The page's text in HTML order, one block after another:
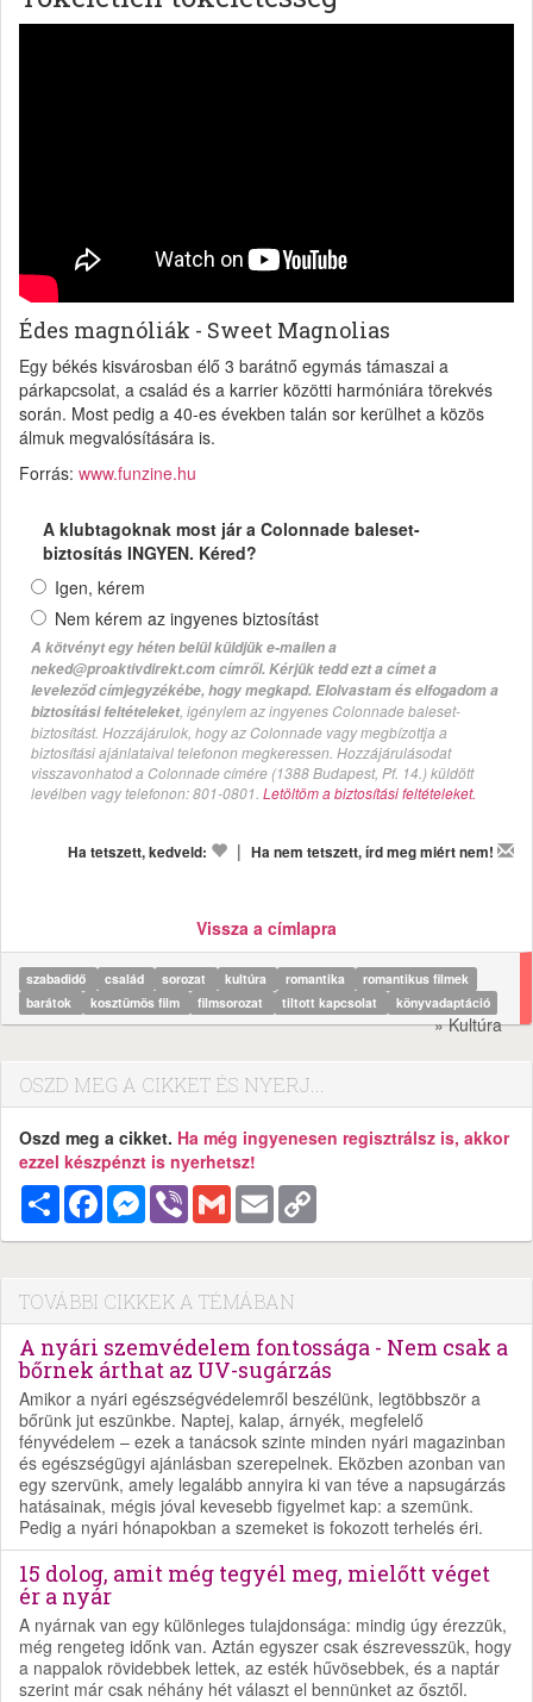
Édes magnóliák - Sweet Magnolias
Egy békés kisvárosban élő 3 barátnő egymás támaszai a
párkapcsolat, a család és a karrier közötti harmóniára törekvés
során. Most pedig a 40-es években talán sor kerülhet a közös
álmuk megvalósítására is.
Forrás: www.funzine.hu
A klubtagoknak most jár a Colonnade baleset-
biztosítás INGYEN. Kéred?
Igen, kérem
Nem kérem az ingyenes biztosítást
A kötvényt egy héten belül küldjük e-mailen a
neked@proaktivdirekt.com címről. Kérjük tedd ezt a címet a
leveleződ címjegyzékébe, hogy megkapd. Elolvastam és elfogadom a
biztosítási feltételeket, igénylem az ingyenes Colonnade baleset-
biztosítást. Hozzájárulok, hogy az Colonnade vagy megbízottja a
biztosítási ajánlataival telefonon megkeressen. Hozzájárulásodat
visszavonhatod a Colonnade címére (1388 Budapest, Pf. 14.) küldött
levélben vagy telefonon: 801-0801. Letöltöm a biztosítási feltételeket.
Ha tetszett, kedveld: | Ha nem tetszett, írd meg miért nem!
Vissza a címlapra
szabadidő család sorozat kultúra romantika
romantikus filmek
barátok
kosztümös film filmsorozat tiltott kapcsolat könyvadaptáció
» Kultúra
OSZD MEG A CIKKET ÉS NYERJ...
Oszd meg a cikket. Ha még ingyenesen regisztrálsz is, akkor
ezzel készpénzt is nyerhetsz!
MegosztásFacebookMessenger
Viber Gmail Email
TOVÁBBI CIKKEK A TÉMÁBAN
A nyári szemvédelem fontossága - Nem csak a
bőrnek árthat az UV-sugárzás
Amikor a nyári egészségvédelemről beszélünk, legtöbbször a
bőrünk jut eszünkbe. Naptej, kalap, árnyék, megfelelő
fényvédelem – ezek a tanácsok szinte minden nyári magazinban
és egészségügyi ajánlásban szerepelnek. Eközben azonban van
egy szervünk, amely legalább annyira ki van téve a napsugárzás
hatásainak, mégis jóval kevesebb figyelmet kap: a szemünk.
Pedig a nyári hónapokban a szemeket is fokozott terhelés éri.
15 dolog, amit még tegyél meg, mielőtt véget
ér a nyár
A nyárnak van egy különleges tulajdonsága: mindig úgy érezzük,
még rengeteg időnk van. Aztán egyszer csak észrevesszük, hogy
a nappalok rövidebbek lettek, az esték hűvösebbek, és a naptár
szerint már csak néhány hét választ el bennünket az ősztől.